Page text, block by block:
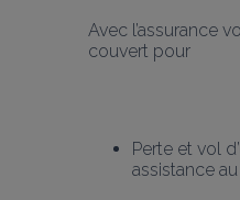
Avec l’assurance
couvert pour
Perte et vol
assistance